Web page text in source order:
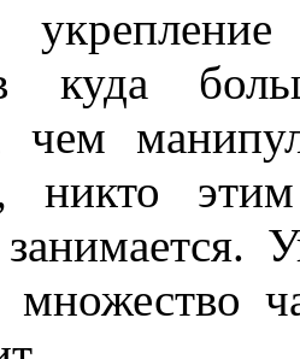
куда
чем
никто
занимается.